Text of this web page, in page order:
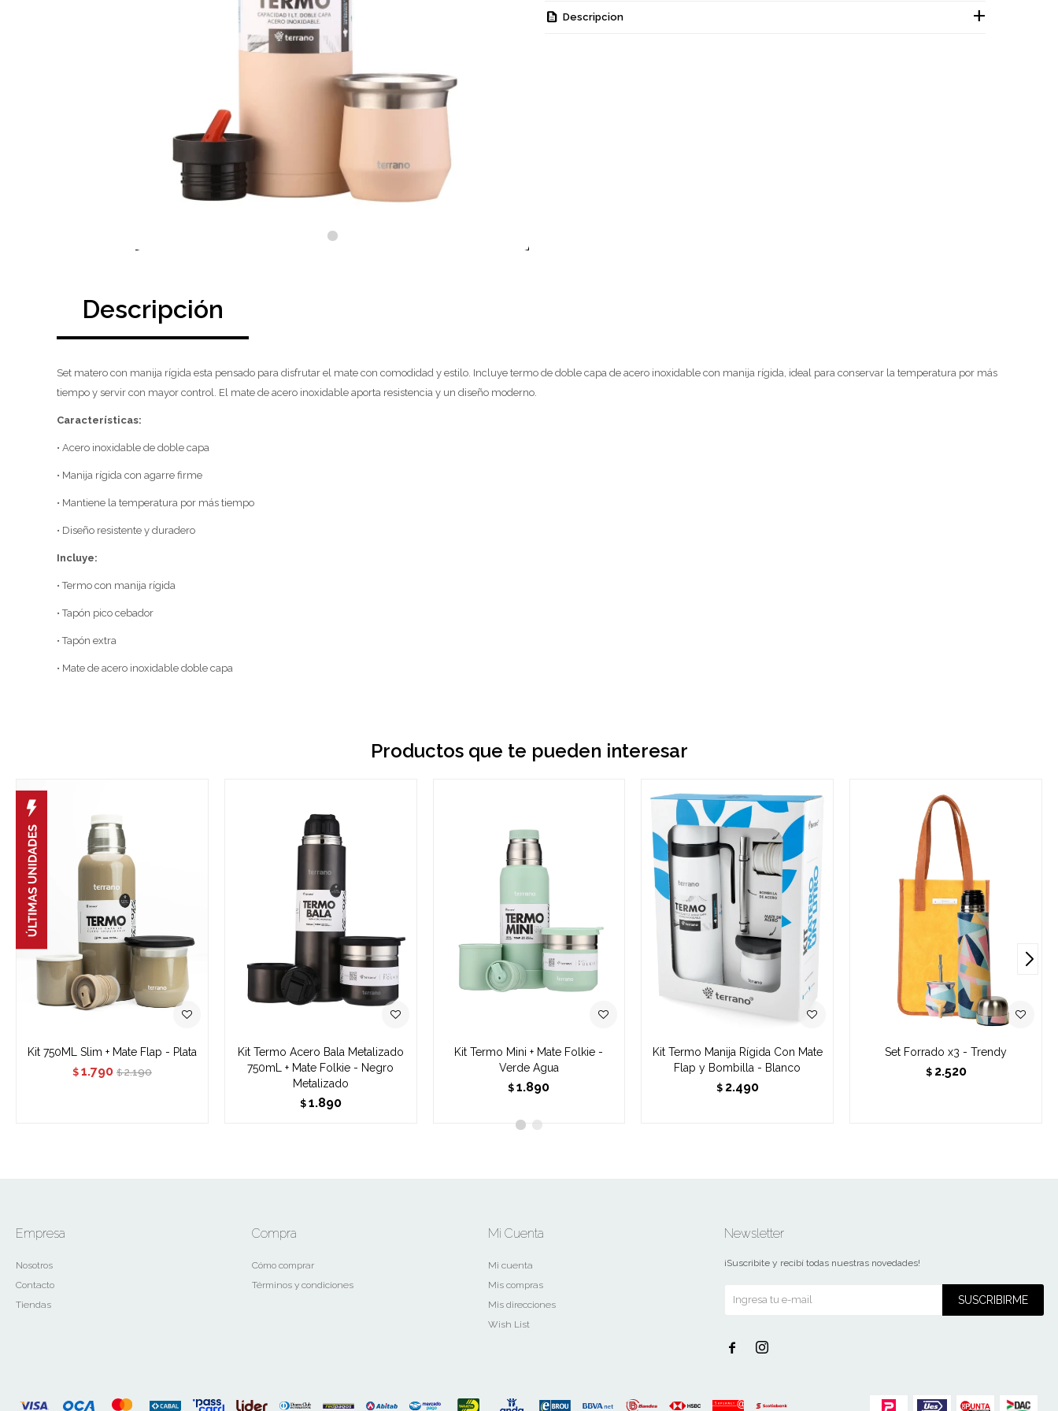
Descripcion
Descripción
Set matero con manija rígida esta pensado para disfrutar el mate con comodidad y estilo. Incluye termo de doble capa de acero inoxidable con manija rígida, ideal para conservar la temperatura por más
tiempo y servir con mayor control. El mate de acero inoxidable aporta resistencia y un diseño moderno.
Características:
• Acero inoxidable de doble capa
• Manija rígida con agarre firme
• Mantiene la temperatura por más tiempo
• Diseño resistente y duradero
Incluye:
• Termo con manija rígida
• Tapón pico cebador
• Tapón extra
• Mate de acero inoxidable doble capa
Productos que te pueden interesar
Kit 750ML Slim + Mate Flap - Plata
$ 1.790 $ 2.190
Kit Termo Acero Bala Metalizado
750mL + Mate Folkie - Negro
Metalizado
$ 1.890
Kit Termo Mini + Mate Folkie -
Verde Agua
$ 1.890
Kit Termo Manija Rígida Con Mate
Flap y Bombilla - Blanco
$ 2.490
Set Forrado x3 - Trendy
$ 2.520
Empresa
Nosotros
Contacto
Tiendas
Compra
Cómo comprar
Términos y condiciones
Mi Cuenta
Mi cuenta
Mis compras
Mis direcciones
Wish List
Newsletter
¡Suscribite y recibí todas nuestras novedades!
SUSCRIBIRME
 